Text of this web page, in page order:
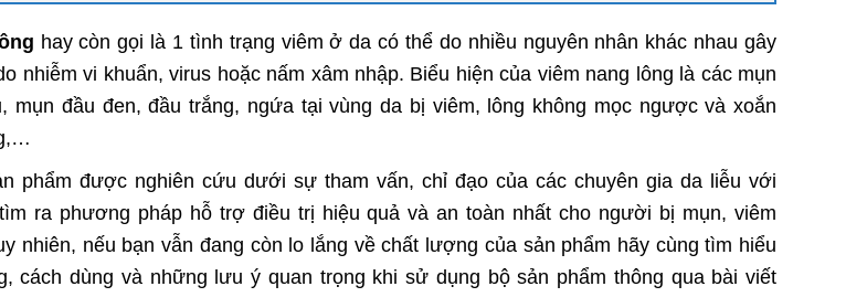
hay còn gọi là 1 tình trạng viêm ở da có thể do nhiều nguyên nhân khác nhau gây
nhiễm vi khuẩn, virus hoặc nấm xâm nhập. Biểu hiện của viêm nang lông là các mụn
mụn đầu đen, đầu trắng, ngứa tại vùng da bị viêm, lông không mọc ngược và xoắn
phẩm được nghiên cứu dưới sự tham vấn, chỉ đạo của các chuyên gia da liễu với
ra phương pháp hỗ trợ điều trị hiệu quả và an toàn nhất cho người bị mụn, viêm
nhiên, nếu bạn vẫn đang còn lo lắng về chất lượng của sản phẩm hãy cùng tìm hiểu
cách dùng và những lưu ý quan trọng khi sử dụng bộ sản phẩm thông qua bài viết